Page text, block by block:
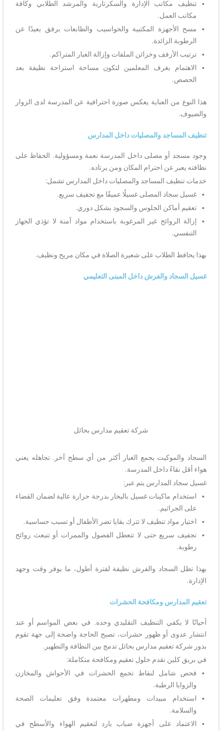
تنظيف مكاتب الإدارة والسكرتارية والمرشد الطلابي وكافة
مكاتب العمل.
مسح الأجهزة المكتبية والحواسيب والطابعات برفق بعيدًا عن
الرطوبة الزائدة.
ترتيب الأرفف وخزائن الملفات وإزالة الغبار المتراكم.
الاهتمام بغرف المعلمين لتكون مساحة استراحة نظيفة بعد
الحصص.
هذا النوع من العناية يعكس صورة احترافية عن المدرسة لدى الزوار
والضيوف.
تنظيف المساجد والمصليات داخل المدارس
وجود مسجد أو مصلى داخل المدرسة نعمة ومسؤولية. الحفاظ على
نظافته يعبر عن احترام المكان ومن يرتاده.
خدمات تنظيف المساجد والمصليات داخل المدارس تشمل:
غسيل سجاد المصلى غسيلًا عميقًا مع تجفيف سريع.
تعقيم أماكن الجلوس والسجود بشكل دوري.
إزالة الروائح غير المرغوبة باستخدام مواد آمنة لا تؤذي الجهاز
التنفسي.
بهذا يحافظ الطلاب على شعيرة الصلاة في مكان مريح ونظيف.
غسيل السجاد والفرش داخل المبنى التعليمي
شركة تعقيم مدارس بحائل
السجاد والموكيت يجمع الغبار أكثر من أي سطح آخر. تجاهله يعني
هواء أقل نقاءً داخل المدرسة.
غسيل سجاد المدارس يتم عبر:
استخدام ماكينات غسيل بالبخار بدرجة حرارة عالية لضمان القضاء
على الجراثيم.
اختيار مواد تنظيف لا تترك بقايا تضر الأطفال أو تسبب حساسية.
تجفيف سريع حتى لا تتعطل الفصول والممرات أو تنبعث روائح
رطوبة.
بهذا تظل السجاد والفرش نظيفة لفترة أطول، ما يوفر وقت وجهد
الإدارة.
تعقيم المدارس ومكافحة الحشرات
أحيانًا لا يكفي التنظيف التقليدي وحده. في بعض المواسم أو عند
انتشار عدوى أو ظهور حشرات، تصبح الحاجة واضحة إلى جهة تقوم
بدور شركة تعقيم مدارس بحائل تدمج بين النظافة والتطهير.
في بريق كلين نقدم حلول تعقيم ومكافحة متكاملة:
فحص شامل لنقاط تجمع الحشرات في الأحواش والمخازن
والزوايا الرطبة.
استخدام مبيدات ومطهرات معتمدة وفق تعليمات الصحة
والسلامة.
الاعتماد على أجهزة ضباب بارد لتعقيم الهواء والأسطح في